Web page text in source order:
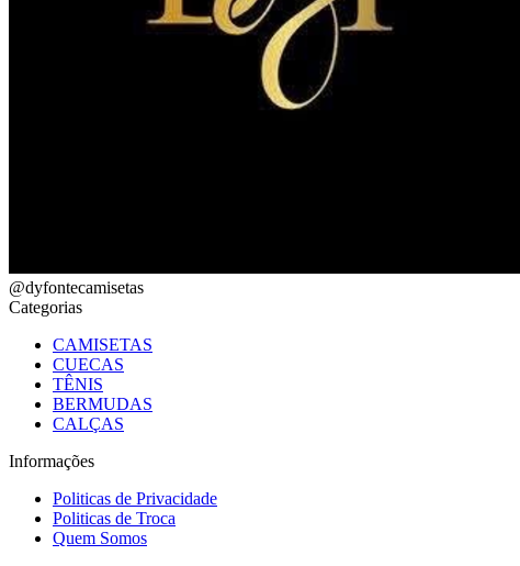
@dyfontecamisetas
Categorias
CAMISETAS
CUECAS
TÊNIS
BERMUDAS
CALÇAS
Informações
Politicas de Privacidade
Politicas de Troca
Quem Somos